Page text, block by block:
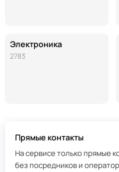
Электроника
2783
Прямые контакты
На сервисе только прямые
без посредников и